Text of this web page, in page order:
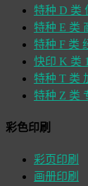
特种 D 类
特种 E 类
特种 F 类
快印 K 类
特种 T 类
特种 Z 类
彩色印刷
彩页印刷
画册印刷